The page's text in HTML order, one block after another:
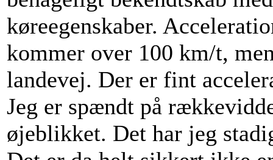
køreegenskaber.
kommer over 100 km/t,
landevej. Der er fint
Jeg er spændt på
øjeblikket. Det har jeg